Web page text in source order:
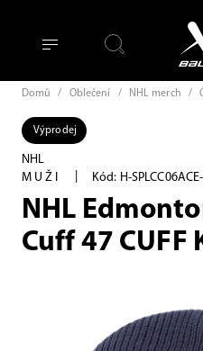
Domů / Oblečení / NHL merch /
Výprodej
NHL
MUŽI
Kód: H-
NHL
Cuff 47 CUFF